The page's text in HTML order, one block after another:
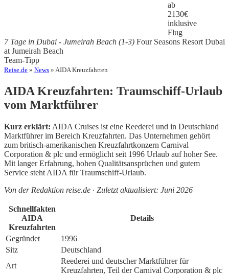
ab
2130€
inklusive
Flug
7 Tage in Dubai - Jumeirah Beach (1-3) Four Seasons Resort Dubai
at Jumeirah Beach
Team-Tipp
Reise.de » News » AIDA Kreuzfahrten
AIDA Kreuzfahrten: Traumschiff-Urlaub
vom Marktführer
Kurz erklärt: AIDA Cruises ist eine Reederei und in Deutschland
Marktführer im Bereich Kreuzfahrten. Das Unternehmen gehört
zum britisch-amerikanischen Kreuzfahrtkonzern Carnival
Corporation & plc und ermöglicht seit 1996 Urlaub auf hoher See.
Mit langer Erfahrung, hohen Qualitätsansprüchen und gutem
Service steht AIDA für Traumschiff-Urlaub.
Von der Redaktion reise.de · Zuletzt aktualisiert: Juni 2026
Schnellfakten
AIDA
Kreuzfahrten
Details
Gegründet
1996
Sitz
Deutschland
Art
Reederei und deutscher Marktführer für
Kreuzfahrten, Teil der Carnival Corporation & plc